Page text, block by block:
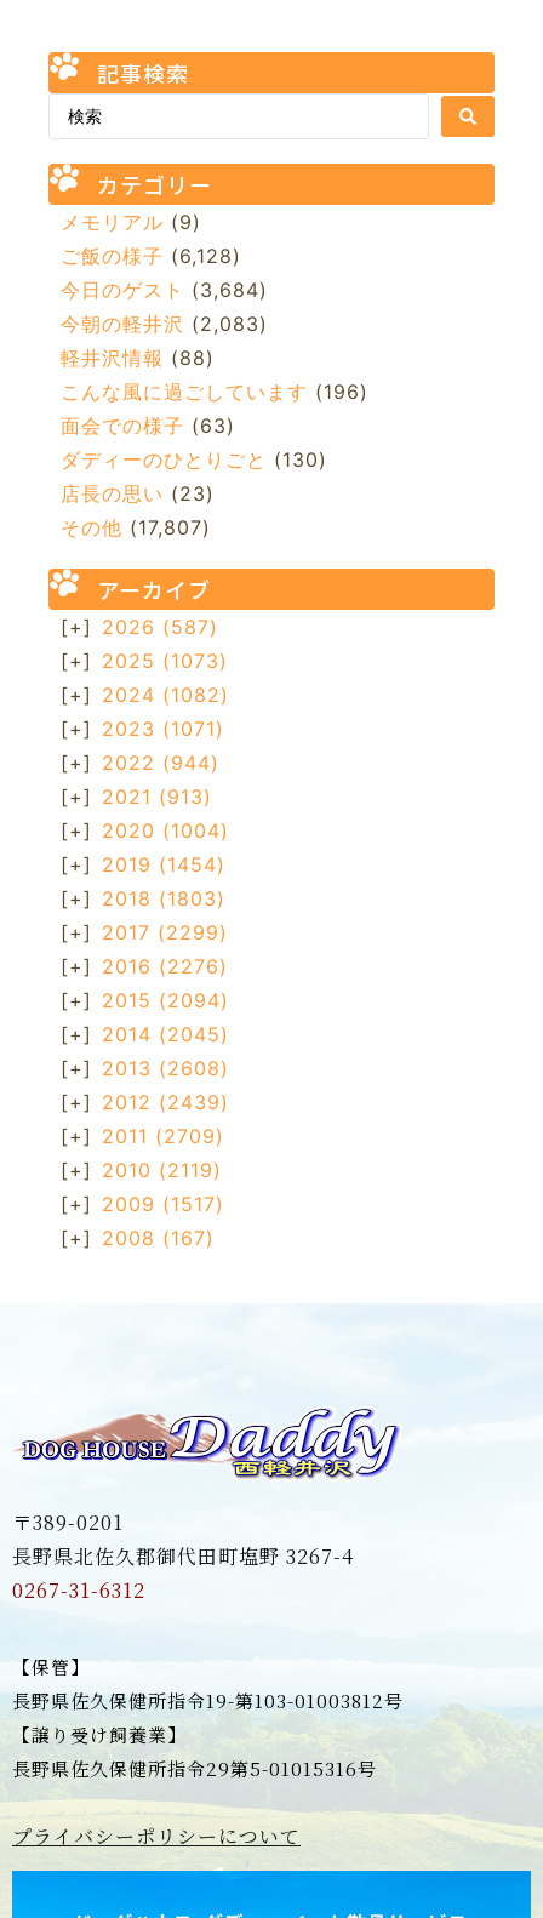
記事検索
カテゴリー
メモリアル (9)
ご飯の様子 (6,128)
今日のゲスト (3,684)
今朝の軽井沢 (2,083)
軽井沢情報 (88)
こんな風に過ごしています (196)
面会での様子 (63)
ダディーのひとりごと (130)
店長の思い (23)
その他 (17,807)
アーカイブ
[+] 2026 (587)
[+] 2025 (1073)
[+] 2024 (1082)
[+] 2023 (1071)
[+] 2022 (944)
[+] 2021 (913)
[+] 2020 (1004)
[+] 2019 (1454)
[+] 2018 (1803)
[+] 2017 (2299)
[+] 2016 (2276)
[+] 2015 (2094)
[+] 2014 (2045)
[+] 2013 (2608)
[+] 2012 (2439)
[+] 2011 (2709)
[+] 2010 (2119)
[+] 2009 (1517)
[+] 2008 (167)
〒389-0201
長野県北佐久郡御代田町塩野 3267-4
0267-31-6312
【保管】
長野県佐久保健所指令19-第103-01003812号
【譲り受け飼養業】
長野県佐久保健所指令29第5-01015316号
プライバシーポリシーについて